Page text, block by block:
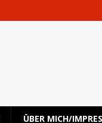
ÜBER MICH/